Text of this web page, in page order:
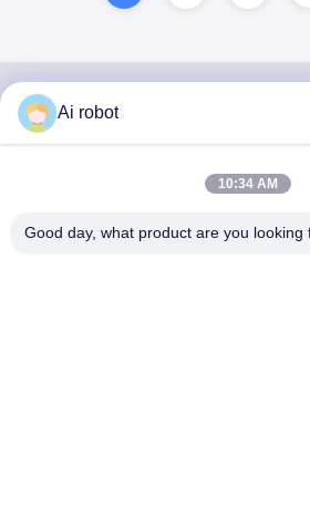
VIVI DENTAI
LABORATORY
Ai robot
10:34 AM
Good day, what product are you looking